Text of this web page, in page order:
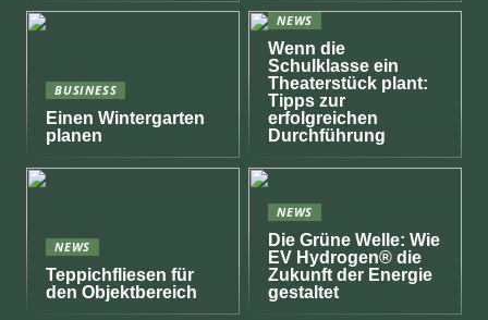
BUSINESS
Einen Wintergarten
planen
NEWS
Wenn die
Schulklasse ein
Theaterstück plant:
Tipps zur
erfolgreichen
Durchführung
NEWS
Teppichfliesen für
den Objektbereich
NEWS
Die Grüne Welle: Wie
EV Hydrogen® die
Zukunft der Energie
gestaltet